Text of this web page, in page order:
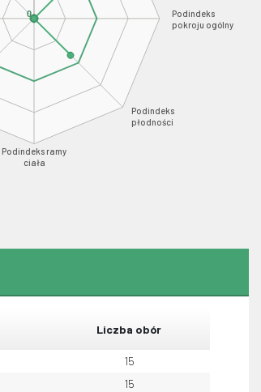
Podindeks
pokroju ogólny
Podindeks
płodności
Podindeks ramy
ciała
0
Liczba obór
15
15